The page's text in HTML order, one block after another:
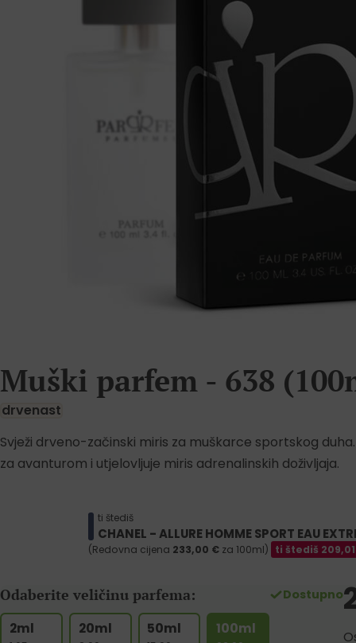
Muški parfem - 638
drvenast
Svježi drveno-začinski miris za muškarce sportskog
za avanturom i utjelovljuje miris adrenalinskih doživljaja.
ti štediš
CHANEL - ALLURE HOMME SPORT EAU
(Redovna cijena 233,00 €za 100ml) ti štediš
Odaberite veličinu parfema:
2ml 20ml 50ml 100ml
Dostupno